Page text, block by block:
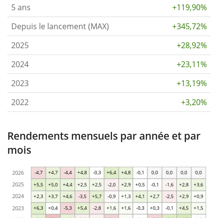
5 ans
+119,90%
Depuis le lancement (MAX)
+345,72%
2025
+28,92%
2024
+23,11%
2023
+13,19%
2022
+3,20%
Rendements mensuels par année et par
mois
+6,3 +0,4 -5,3 +5,4 -2,8 +1,6 +1,6 -0,3 +0,3 -0,1 +4,5 +1,5
+2,3 +3,7 +4,6 -3,5 +5,7 -0,9 +1,3 +4,1 +2,7 -2,5 +2,9 +0,9
+5,5 +5,0 +4,4 +2,5 +2,5 -2,0 +2,9 +0,5 -0,1 -1,6 +2,8 +3,6
-4,7 +4,7 -4,4 +4,8 -0,3 +6,4 +4,8 -0,1 0,0 0,0 0,0 0,0
2023
2024
2025
2026